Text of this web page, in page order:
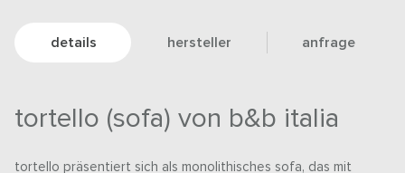
details hersteller anfrage
tortello (sofa) von b&b italia
tortello präsentiert sich als monolithisches sofa, das mit